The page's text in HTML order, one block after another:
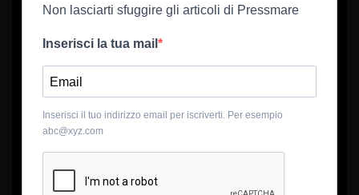
Non lasciarti sfuggire gli articoli di Pressmare
Inserisci la tua mail
Inserisci il tuo indirizzo email per iscriverti. Per esempio
abc@xyz.com